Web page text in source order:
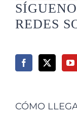
REDES
CÓMO